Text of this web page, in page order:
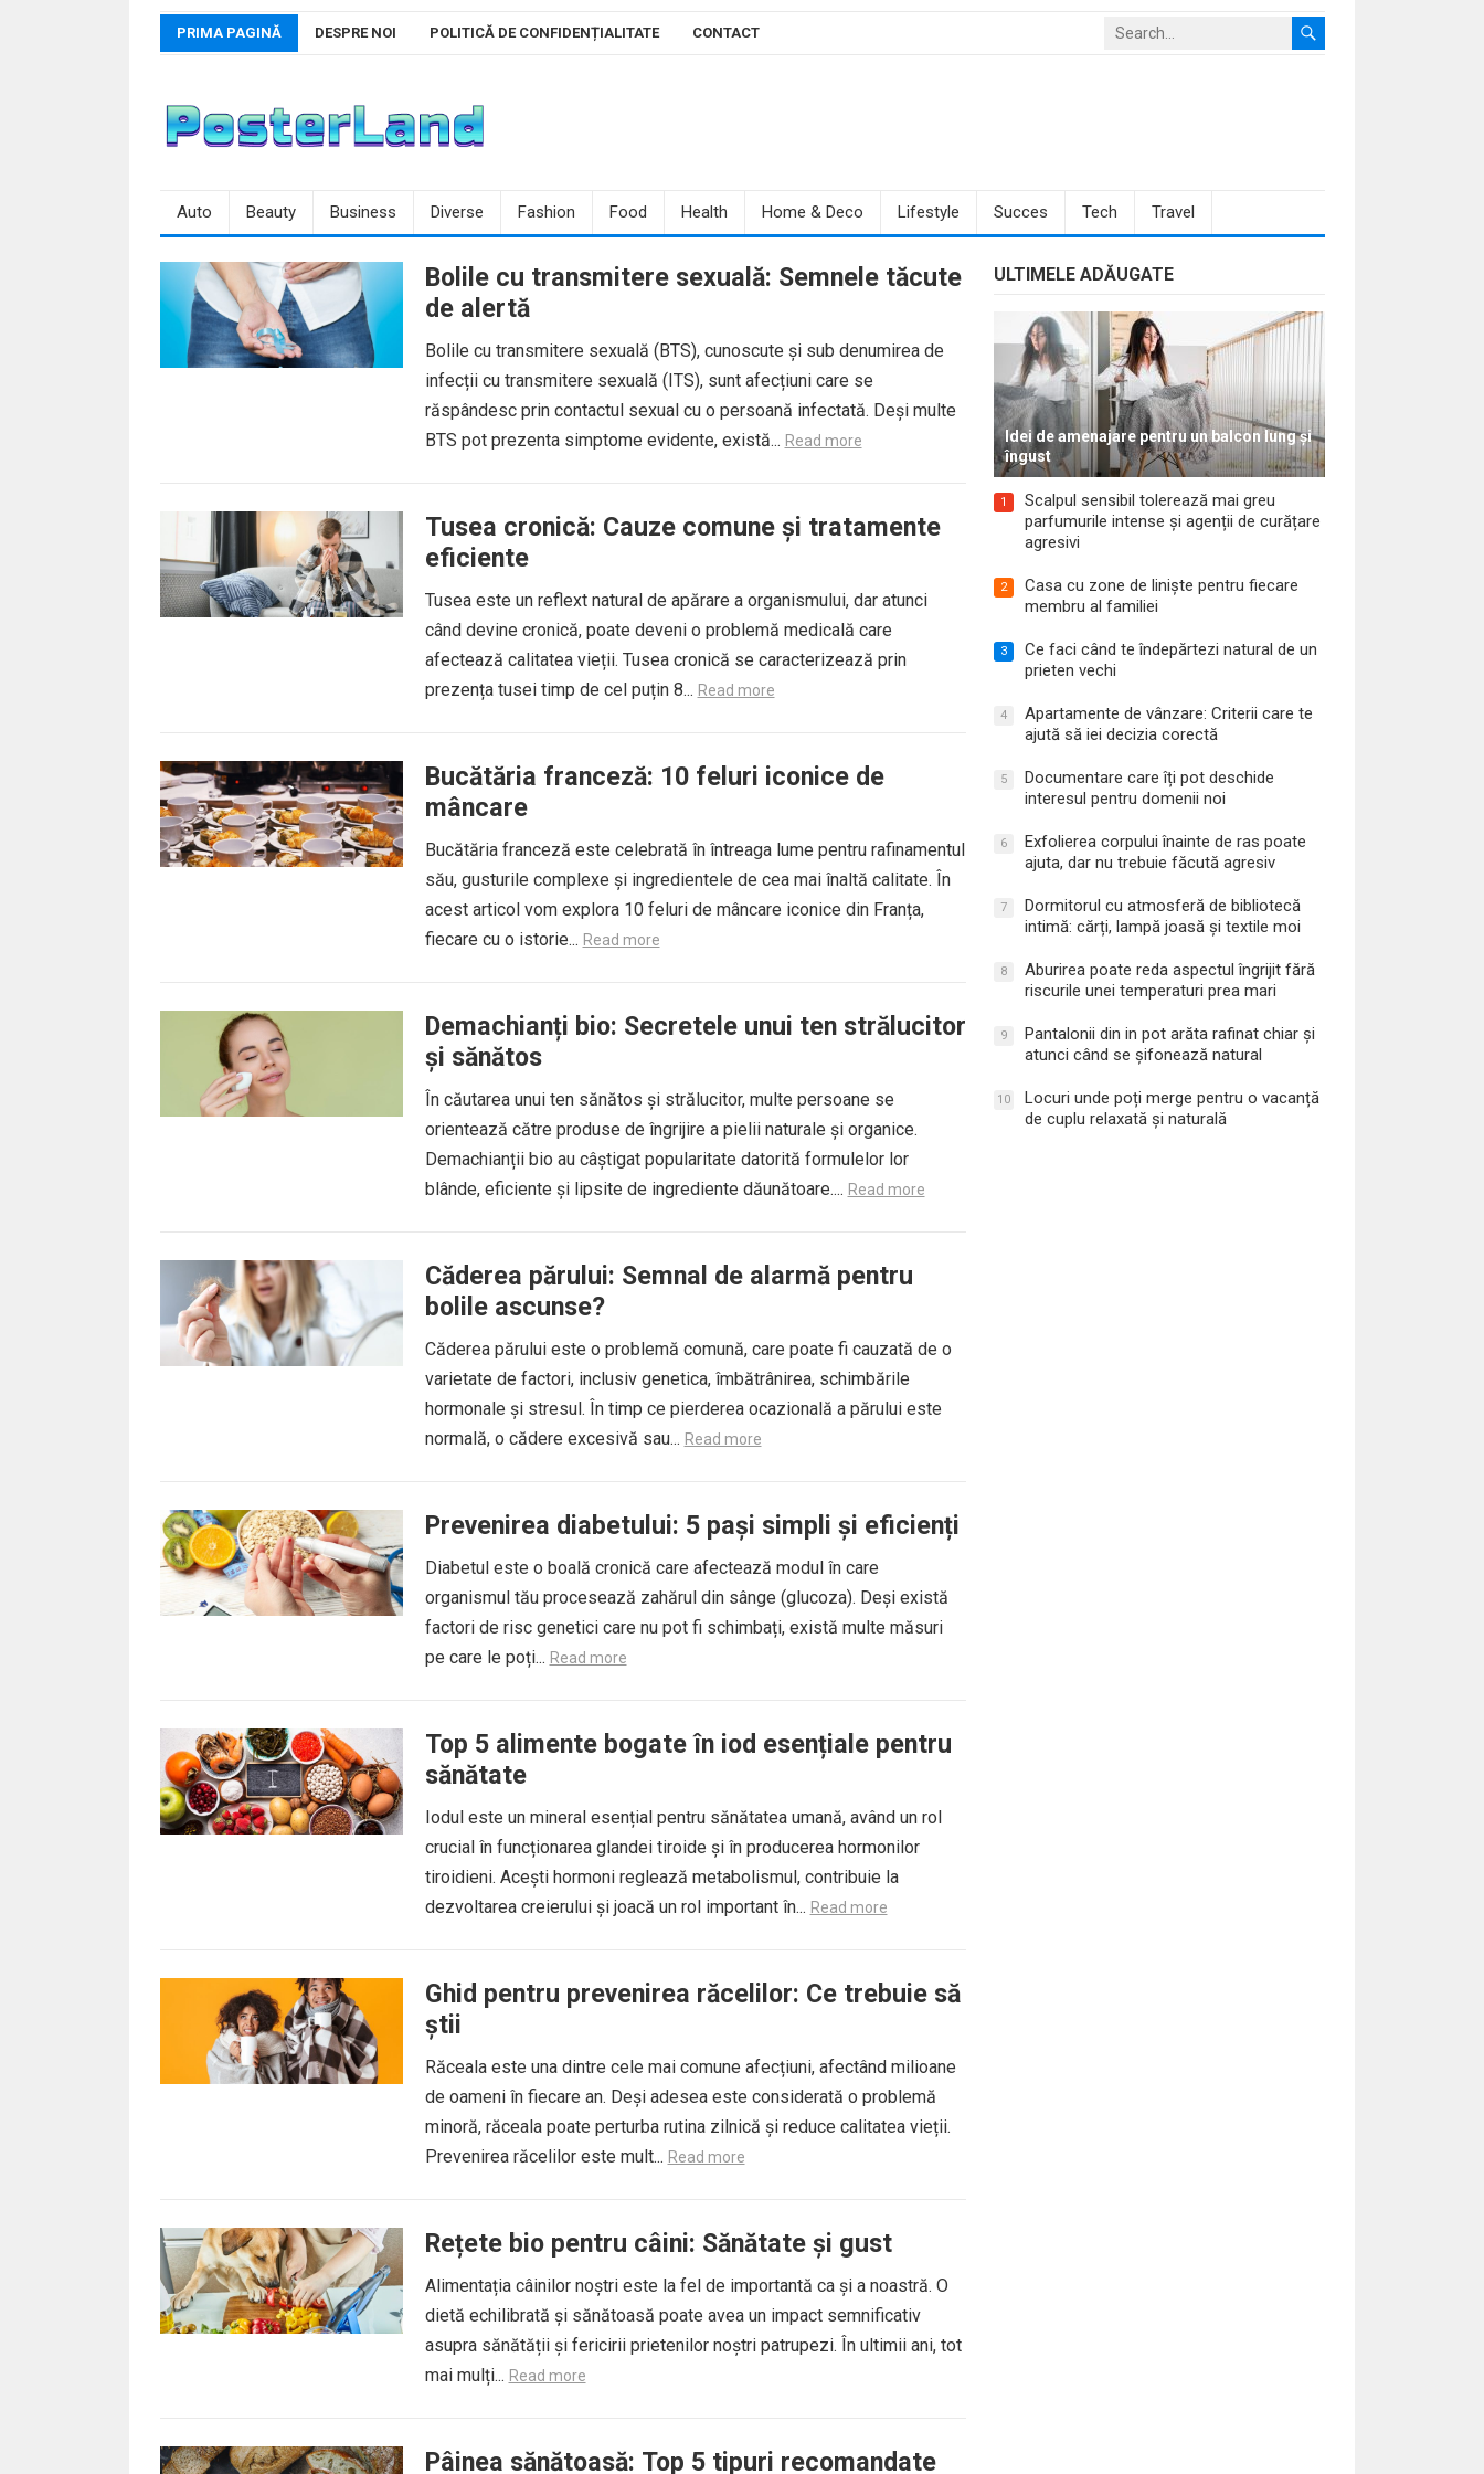
Skip
PRIMA PAGINĂ DESPRE NOI POLITICĂ DE CONFIDENȚIALITATE CONTACT
Auto Beauty Business Diverse Fashion Food Health Home & Deco Lifestyle Succes Tech Travel
Bolile cu transmitere sexuală: Semnele tăcute
de alertă
Bolile cu transmitere sexuală (BTS), cunoscute și sub denumirea de
infecții cu transmitere sexuală (ITS), sunt afecțiuni care se
răspândesc prin contactul sexual cu o persoană infectată. Deși multe
BTS pot prezenta simptome evidente, există... Read more
Tusea cronică: Cauze comune și tratamente
eficiente
Tusea este un reflext natural de apărare a organismului, dar atunci
când devine cronică, poate deveni o problemă medicală care
afectează calitatea vieții. Tusea cronică se caracterizează prin
prezența tusei timp de cel puțin 8... Read more
Bucătăria franceză: 10 feluri iconice de
mâncare
Bucătăria franceză este celebrată în întreaga lume pentru rafinamentul
său, gusturile complexe și ingredientele de cea mai înaltă calitate. În
acest articol vom explora 10 feluri de mâncare iconice din Franța,
fiecare cu o istorie... Read more
Demachianți bio: Secretele unui ten strălucitor
și sănătos
În căutarea unui ten sănătos și strălucitor, multe persoane se
orientează către produse de îngrijire a pielii naturale și organice.
Demachianții bio au câștigat popularitate datorită formulelor lor
blânde, eficiente și lipsite de ingrediente dăunătoare.... Read more
Căderea părului: Semnal de alarmă pentru
bolile ascunse?
Căderea părului este o problemă comună, care poate fi cauzată de o
varietate de factori, inclusiv genetica, îmbătrânirea, schimbările
hormonale și stresul. În timp ce pierderea ocazională a părului este
normală, o cădere excesivă sau... Read more
Prevenirea diabetului: 5 pași simpli și eficienți
Diabetul este o boală cronică care afectează modul în care
organismul tău procesează zahărul din sânge (glucoza). Deși există
factori de risc genetici care nu pot fi schimbați, există multe măsuri
pe care le poți... Read more
Top 5 alimente bogate în iod esențiale pentru
sănătate
Iodul este un mineral esențial pentru sănătatea umană, având un rol
crucial în funcționarea glandei tiroide și în producerea hormonilor
tiroidieni. Acești hormoni reglează metabolismul, contribuie la
dezvoltarea creierului și joacă un rol important în... Read more
Ghid pentru prevenirea răcelilor: Ce trebuie să
știi
Răceala este una dintre cele mai comune afecțiuni, afectând milioane
de oameni în fiecare an. Deși adesea este considerată o problemă
minoră, răceala poate perturba rutina zilnică și reduce calitatea vieții.
Prevenirea răcelilor este mult... Read more
Rețete bio pentru câini: Sănătate și gust
Alimentația câinilor noștri este la fel de importantă ca și a noastră. O
dietă echilibrată și sănătoasă poate avea un impact semnificativ
asupra sănătății și fericirii prietenilor noștri patrupezi. În ultimii ani, tot
mai mulți... Read more
Pâinea sănătoasă: Top 5 tipuri recomandate
ULTIMELE ADĂUGATE
Idei de amenajare pentru un balcon lung și
îngust
1
Scalpul sensibil tolerează mai greu
parfumurile intense și agenții de curățare
agresivi
2
Casa cu zone de liniște pentru fiecare
membru al familiei
3
Ce faci când te îndepărtezi natural de un
prieten vechi
4
Apartamente de vânzare: Criterii care te
ajută să iei decizia corectă
5
Documentare care îți pot deschide
interesul pentru domenii noi
6
Exfolierea corpului înainte de ras poate
ajuta, dar nu trebuie făcută agresiv
7
Dormitorul cu atmosferă de bibliotecă
intimă: cărți, lampă joasă și textile moi
8
Aburirea poate reda aspectul îngrijit fără
riscurile unei temperaturi prea mari
9
Pantalonii din in pot arăta rafinat chiar și
atunci când se șifonează natural
10
Locuri unde poți merge pentru o vacanță
de cuplu relaxată și naturală